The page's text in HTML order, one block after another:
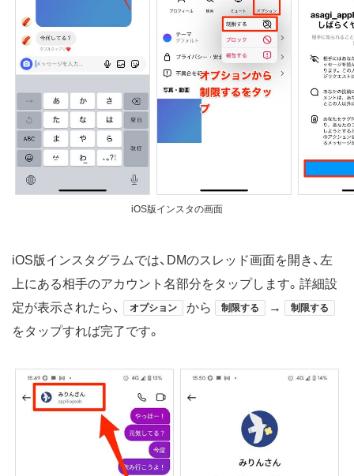
iOS版インスタの画面
iOS版インスタグラムでは、DMのスレッド画面を開き、左
上にある相手のアカウント名部分をタップします。詳細設
定が表示されたら、
オプション から 制限する → 制限する
をタップすれば完了です。